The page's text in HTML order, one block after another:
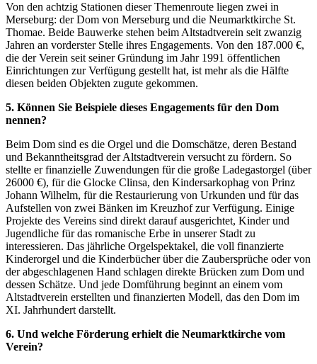
Von den achtzig Stationen dieser Themenroute liegen zwei in
Merseburg: der Dom von Merseburg und die Neumarktkirche St.
Thomae. Beide Bauwerke stehen beim Altstadtverein seit zwanzig
Jahren an vorderster Stelle ihres Engagements. Von den 187.000 €,
die der Verein seit seiner Gründung im Jahr 1991 öffentlichen
Einrichtungen zur Verfügung gestellt hat, ist mehr als die Hälfte
diesen beiden Objekten zugute gekommen.
5. Können Sie Beispiele dieses Engagements für den Dom
nennen?
Beim Dom sind es die Orgel und die Domschätze, deren Bestand
und Bekanntheitsgrad der Altstadtverein versucht zu fördern. So
stellte er finanzielle Zuwendungen für die große Ladegastorgel (über
26000 €), für die Glocke Clinsa, den Kindersarkophag von Prinz
Johann Wilhelm, für die Restaurierung von Urkunden und für das
Aufstellen von zwei Bänken im Kreuzhof zur Verfügung. Einige
Projekte des Vereins sind direkt darauf ausgerichtet, Kinder und
Jugendliche für das romanische Erbe in unserer Stadt zu
interessieren. Das jährliche Orgelspektakel, die voll finanzierte
Kinderorgel und die Kinderbücher über die Zaubersprüche oder von
der abgeschlagenen Hand schlagen direkte Brücken zum Dom und
dessen Schätze. Und jede Domführung beginnt an einem vom
Altstadtverein erstellten und finanzierten Modell, das den Dom im
XI. Jahrhundert darstellt.
6. Und welche Förderung erhielt die Neumarktkirche vom
Verein?